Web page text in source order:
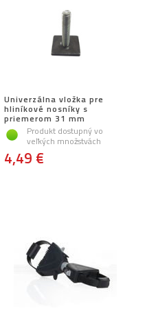
Univerzálna vložka pre
hliníkové nosníky s
priemerom 31 mm
Produkt dostupný vo
veľkých množstvách
4,49 €